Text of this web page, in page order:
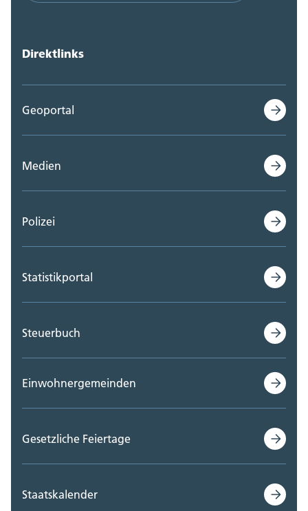
Direktlinks
Geoportal
Medien
Polizei
Statistikportal
Steuerbuch
Einwohnergemeinden
Gesetzliche Feiertage
Staatskalender